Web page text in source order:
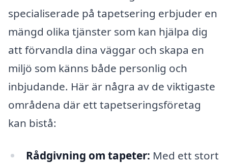
specialiserade på tapetsering erbjuder en
mängd olika tjänster som kan hjälpa dig
att förvandla dina väggar och skapa en
miljö som känns både personlig och
inbjudande. Här är några av de viktigaste
områdena där ett tapetseringsföretag
kan bistå:
Rådgivning om tapeter: Med ett stort